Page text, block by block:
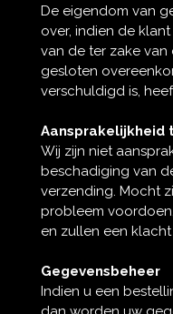
De eigendom van
over, indien de
van de ter zake
gesloten
verschuldigd is,
Aansprakelijkheid
Wij zijn niet
beschadiging van
verzending. Mocht
probleem
en zullen een
Gegevensbeheer
Indien u een